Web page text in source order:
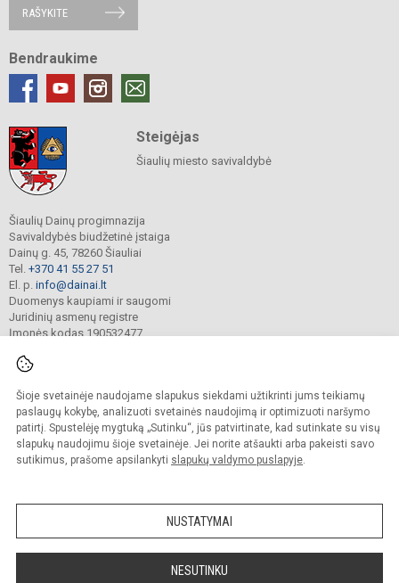
Šioje svetainėje naudojame slapukus siekdami užtikrinti jums teikiamų
paslaugų kokybę, analizuoti svetainės naudojimą ir optimizuoti naršymo
patirtį. Spustelėję mygtuką „Sutinku“, jūs patvirtinate, kad sutinkate su visų
slapukų naudojimu šioje svetainėje. Jei norite atšaukti arba pakeisti savo
sutikimus, prašome apsilankyti slapukų valdymo puslapyje.
NUSTATYMAI
NESUTINKU
RAŠYKITE
Bendraukime
Steigėjas
Šiaulių miesto savivaldybė
Šiaulių Dainų progimnazija
Savivaldybės biudžetinė įstaiga
Dainų g. 45, 78260 Šiauliai
Tel. +370 41 55 27 51
El. p. info@dainai.lt
Duomenys kaupiami ir saugomi
Juridinių asmenų registre
Įmonės kodas 190532477
© 2023. Šiaulių Dainų progimnazija. Visos teisės saugomos.
Kopijuoti turinį be raštiško gimnazijos sutikimo griežtai draudžiama.
Prieinamumo paraiška Slapukų politika
Sumanus būdas atnaujinti